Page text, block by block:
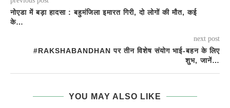
नोएडा में बड़ा हादसा : बहुमंजिला इमारत गिरी, दो लोगों की मौत, कई
के…
next post
#RAKSHABANDHAN पर तीन विशेष संयोग भाई-बहन के लिए
शुभ, जानें…
YOU MAY ALSO LIKE